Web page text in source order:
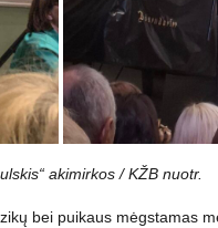
akimirkos / KŽB nuotr.
bei puikaus mėgstamas